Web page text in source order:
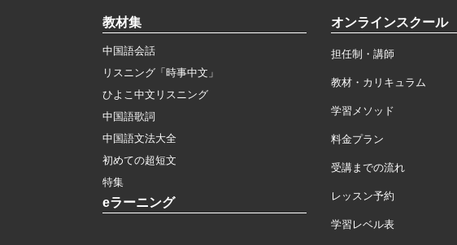
教材集
中国語会話
リスニング「時事中文」
ひよこ中文リスニング
中国語歌詞
中国語文法大全
初めての超短文
特集
eラーニング
オンラインスクール
担任制・講師
教材・カリキュラム
学習メソッド
料金プラン
受講までの流れ
レッスン予約
学習レベル表